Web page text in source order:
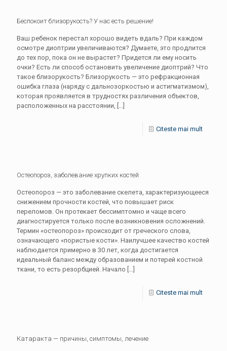
Беспокоит близорукость? У нас есть решение!
Ваш ребенок перестал хорошо видеть вдаль? При каждом
осмотре диоптрии увеличиваются? Думаете, это продлится
до тех пор, пока он не вырастет? Придется ли ему носить
очки? Есть ли способ остановить увеличение диоптрий? Что
такое близорукость? Близорукость — это рефракционная
ошибка глаза (наряду с дальнозоркостью и астигматизмом),
которая проявляется в трудностях различения объектов,
расположенных на расстоянии,
Citeste mai mult
Остеопороз, заболевание хрупких костей
Остеопороз — это заболевание скелета, характеризующееся
снижением прочности костей, что повышает риск
переломов. Он протекает бессимптомно и чаще всего
диагностируется только после возникновения осложнений.
Термин «остеопороз» происходит от греческого слова,
означающего «пористые кости». Наилучшее качество костей
наблюдается примерно в 30 лет, когда достигается
идеальный баланс между образованием и потерей костной
ткани, то есть резорбцией. Начало
Citeste mai mult
Катаракта — причины, симптомы, лечение